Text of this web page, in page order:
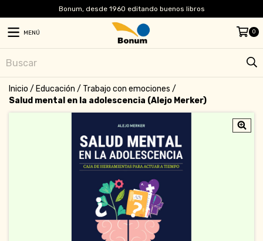
Bonum, desde 1960 editando buenos libros
MENÚ 0
Inicio / Educación / Trabajo con emociones /
Salud mental en la adolescencia (Alejo Merker)